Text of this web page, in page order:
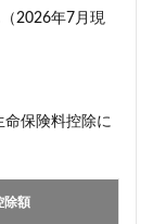
2026年7月現
保険料控除に
除額